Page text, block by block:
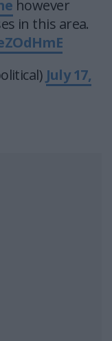
however
in this area.
July 17,